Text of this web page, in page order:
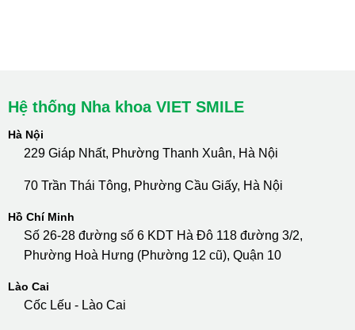
Hệ thống Nha khoa VIET SMILE
Hà Nội
229 Giáp Nhất, Phường Thanh Xuân, Hà Nội
70 Trần Thái Tông, Phường Cầu Giấy, Hà Nội
Hồ Chí Minh
Số 26-28 đường số 6 KDT Hà Đô 118 đường 3/2,
Phường Hoà Hưng (Phường 12 cũ), Quận 10
Lào Cai
Cốc Lếu - Lào Cai